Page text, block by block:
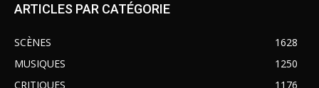
ARTICLES PAR CATÉGORIE
SCÈNES
1628
MUSIQUES
1250
CRITIQUES
1176